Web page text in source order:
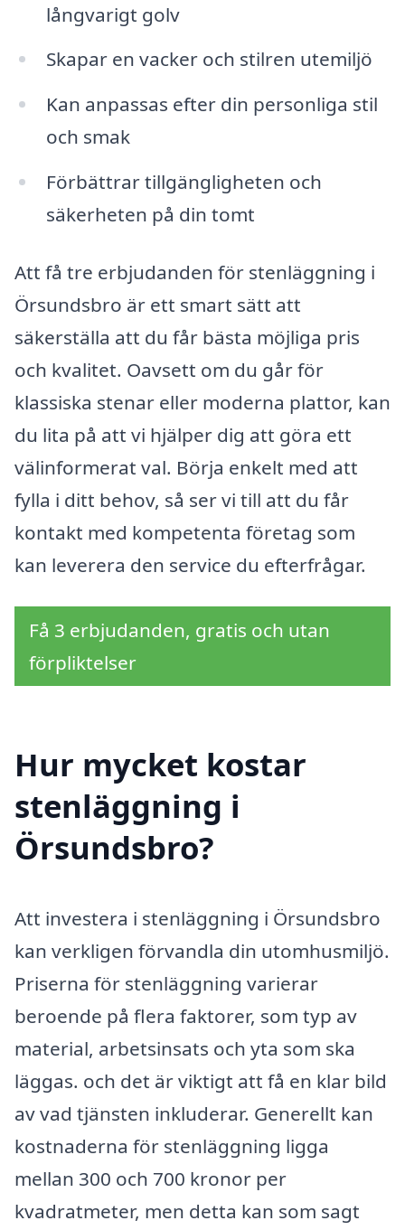
långvarigt golv
Skapar en vacker och stilren utemiljö
Kan anpassas efter din personliga stil
och smak
Förbättrar tillgängligheten och
säkerheten på din tomt
Att få tre erbjudanden för stenläggning i
Örsundsbro är ett smart sätt att
säkerställa att du får bästa möjliga pris
och kvalitet. Oavsett om du går för
klassiska stenar eller moderna plattor, kan
du lita på att vi hjälper dig att göra ett
välinformerat val. Börja enkelt med att
fylla i ditt behov, så ser vi till att du får
kontakt med kompetenta företag som
kan leverera den service du efterfrågar.
Få 3 erbjudanden, gratis och utan
förpliktelser
Hur mycket kostar
stenläggning i
Örsundsbro?
Att investera i stenläggning i Örsundsbro
kan verkligen förvandla din utomhusmiljö.
Priserna för stenläggning varierar
beroende på flera faktorer, som typ av
material, arbetsinsats och yta som ska
läggas. och det är viktigt att få en klar bild
av vad tjänsten inkluderar. Generellt kan
kostnaderna för stenläggning ligga
mellan 300 och 700 kronor per
kvadratmeter, men detta kan som sagt